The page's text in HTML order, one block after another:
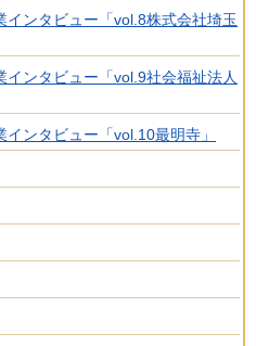
ンタビュー「vol.8株式会社埼玉
ンタビュー「vol.9社会福祉法人
ンタビュー「vol.10最明寺」